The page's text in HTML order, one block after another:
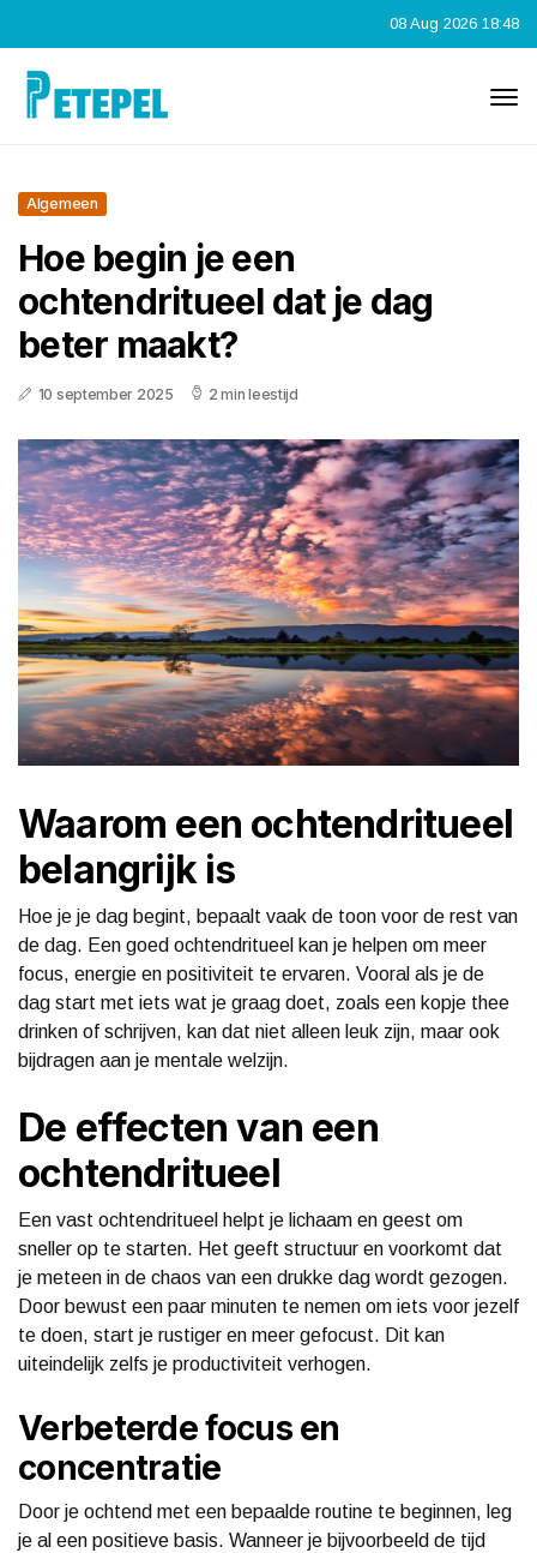
08 Aug 2026 18:48
Algemeen
Hoe begin je een
ochtendritueel dat je dag
beter maakt?
10 september 2025 2 min leestijd
Waarom een ochtendritueel
belangrijk is
Hoe je je dag begint, bepaalt vaak de toon voor de rest van
de dag. Een goed ochtendritueel kan je helpen om meer
focus, energie en positiviteit te ervaren. Vooral als je de
dag start met iets wat je graag doet, zoals een kopje thee
drinken of schrijven, kan dat niet alleen leuk zijn, maar ook
bijdragen aan je mentale welzijn.
De effecten van een
ochtendritueel
Een vast ochtendritueel helpt je lichaam en geest om
sneller op te starten. Het geeft structuur en voorkomt dat
je meteen in de chaos van een drukke dag wordt gezogen.
Door bewust een paar minuten te nemen om iets voor jezelf
te doen, start je rustiger en meer gefocust. Dit kan
uiteindelijk zelfs je productiviteit verhogen.
Verbeterde focus en
concentratie
Door je ochtend met een bepaalde routine te beginnen, leg
je al een positieve basis. Wanneer je bijvoorbeeld de tijd